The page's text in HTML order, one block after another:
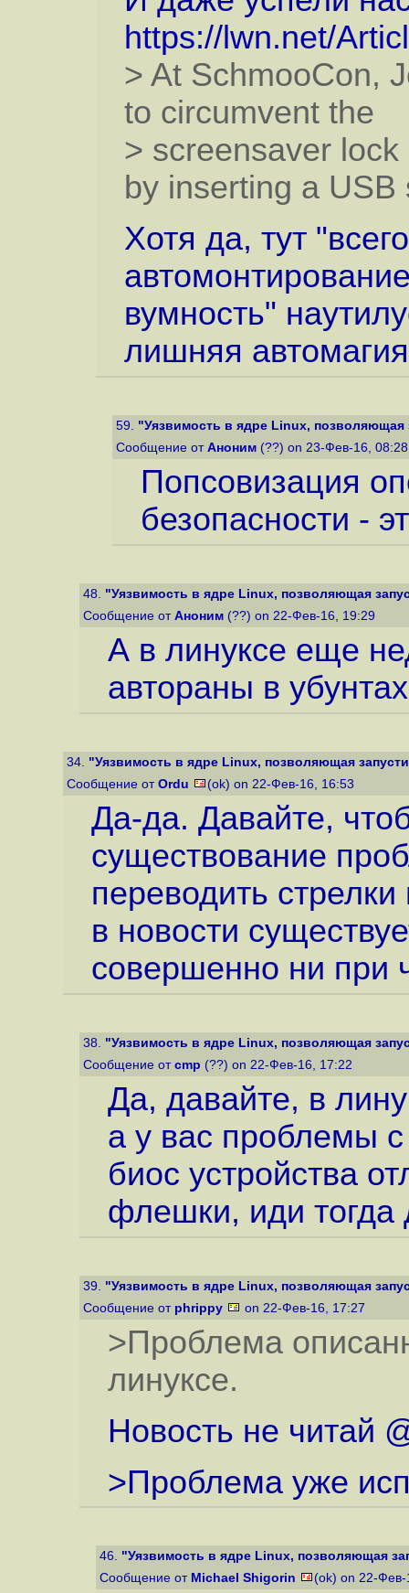
https://lwn.net/
> At SchmooCon,
to circumvent the
> screensaver
by inserting a
Хотя да, тут
вумность"
лишняя
59. "Уязвимость в ядре Linux, позволяющая
Сообщение от Аноним (??) on 23-Фев-16,
Попсовизация
безопасности -
48. "Уязвимость в ядре Linux, позволяющая
Сообщение от Аноним (??) on 22-Фев-16, 19:29
А в линуксе еще
автораны в
34. "Уязвимость в ядре Linux, позволяющая
Сообщение от Ordu (ok) on 22-Фев-16, 16:53
Да-да. Давайте,
существование
переводить
в новости
совершенно ни при
38. "Уязвимость в ядре Linux, позволяющая
Сообщение от cmp (??) on 22-Фев-16, 17:22
Да, давайте, в
а у вас проблемы
биос устройства
флешки, иди тогда
39. "Уязвимость в ядре Linux, позволяющая
Сообщение от phrippy on 22-Фев-16, 17:27
>Проблема
линуксе.
Новость не читай
>Проблема уже
46. "Уязвимость в ядре Linux, позволяющая
Сообщение от Michael Shigorin (ok) on 22-